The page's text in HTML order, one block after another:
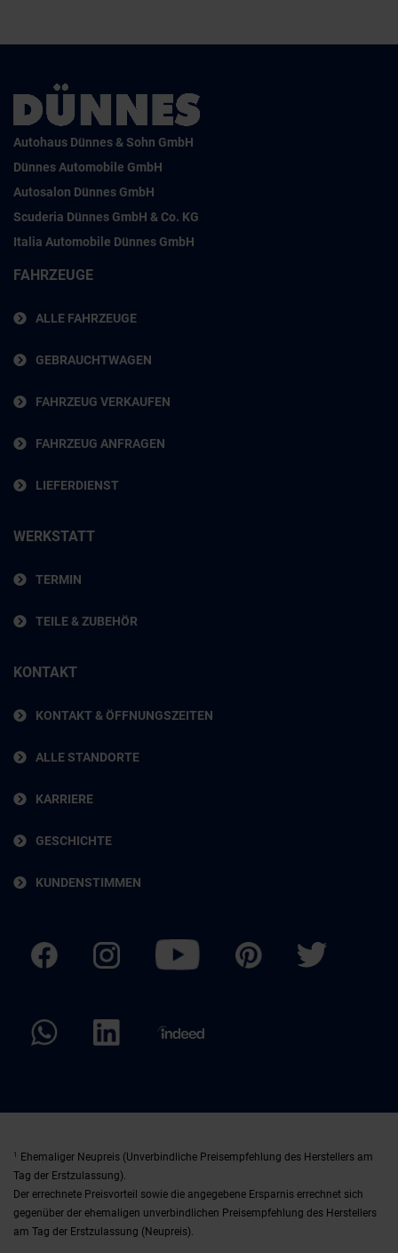
Autohaus Dünnes & Sohn GmbH
Dünnes Automobile GmbH
Autosalon Dünnes GmbH
Scuderia Dünnes GmbH & Co. KG
Italia Automobile Dünnes GmbH
FAHRZEUGE
ALLE FAHRZEUGE
GEBRAUCHTWAGEN
FAHRZEUG VERKAUFEN
FAHRZEUG ANFRAGEN
LIEFERDIENST
WERKSTATT
TERMIN
TEILE & ZUBEHÖR
KONTAKT
KONTAKT & ÖFFNUNGSZEITEN
ALLE STANDORTE
KARRIERE
GESCHICHTE
KUNDENSTIMMEN
1
Ehemaliger Neupreis (Unverbindliche Preisempfehlung des Herstellers am
Tag der Erstzulassung).
Der errechnete Preisvorteil sowie die angegebene Ersparnis errechnet sich
gegenüber der ehemaligen unverbindlichen Preisempfehlung des Herstellers
am Tag der Erstzulassung (Neupreis).